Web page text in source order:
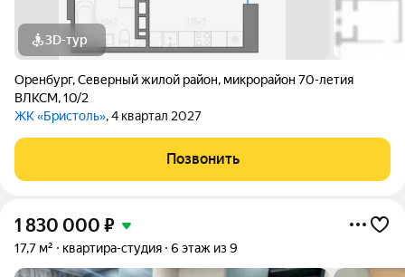
3D-тур
Оренбург,Северный жилой район, микрорайон 70-летия
ВЛКСМ,10/2
ЖК «Бристоль», 4 квартал 2027
Позвонить
1 830 000 ₽
17,7 м² квартира-студия 6 этаж из 9